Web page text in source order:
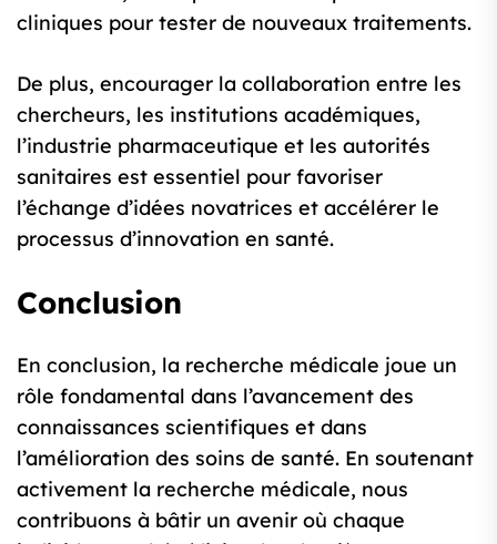
cliniques pour tester de nouveaux traitements.
De plus, encourager la collaboration entre les
chercheurs, les institutions académiques,
l’industrie pharmaceutique et les autorités
sanitaires est essentiel pour favoriser
l’échange d’idées novatrices et accélérer le
processus d’innovation en santé.
Conclusion
En conclusion, la recherche médicale joue un
rôle fondamental dans l’avancement des
connaissances scientifiques et dans
l’amélioration des soins de santé. En soutenant
activement la recherche médicale, nous
contribuons à bâtir un avenir où chaque